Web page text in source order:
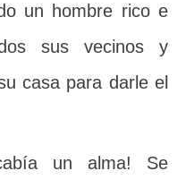
un hombre rico e
sus vecinos y
casa para darle el
un alma! Se